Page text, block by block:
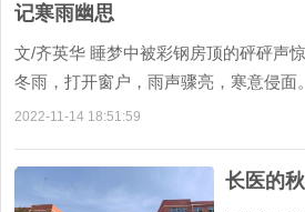
记寒雨幽思
文/齐英华 睡梦中被彩钢房顶的砰砰声
冬雨，打开窗户，雨声骤亮，寒意侵面
2022-11-14 18:51:59
长医的秋